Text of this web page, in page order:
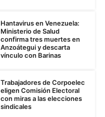
Hantavirus en Venezuela:
Ministerio de Salud
confirma tres muertes en
Anzoátegui y descarta
vínculo con Barinas
Trabajadores de Corpoelec
eligen Comisión Electoral
con miras a las elecciones
sindicales